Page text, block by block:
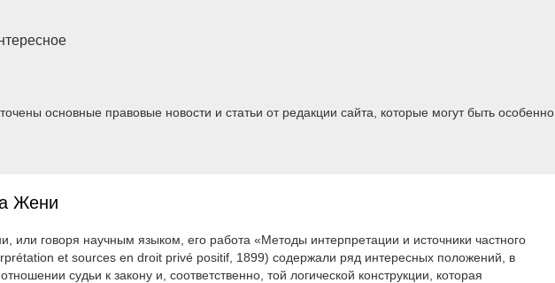
основные правовые новости и статьи от редакции сайта, которые могут быть особенно
Жени
или говоря научным языком, его работа «Методы интерпретации и источники частного
et sources en droit privé positif, 1899) содержали ряд интересных положений, в
судьи к закону и, соответственно, той логической конструкции, которая